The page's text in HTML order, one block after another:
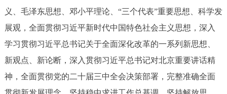
回到顶部
义、毛泽东思想、邓小平理论、“三个代表”重要思想、科学发
展观，全面贯彻习近平新时代中国特色社会主义思想，深入
学习贯彻习近平总书记关于全面深化改革的一系列新思想、
新观点、新论断，深入贯彻习近平总书记对北京重要讲话精
神，全面贯彻党的二十届三中全会决策部署，完整准确全面